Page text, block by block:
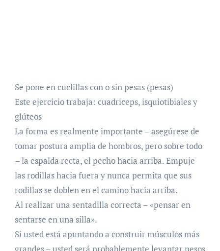
Se pone en cuclillas con o sin pesas (pesas)
Este ejercicio trabaja: cuadriceps, isquiotibiales y
glúteos
La forma es realmente importante – asegúrese de
tomar postura amplia de hombros, pero sobre todo
– la espalda recta, el pecho hacia arriba. Empuje
las rodillas hacia fuera y nunca permita que sus
rodillas se doblen en el camino hacia arriba.
Al realizar una sentadilla correcta – «pensar en
sentarse en una silla».
Si usted está apuntando a construir músculos más